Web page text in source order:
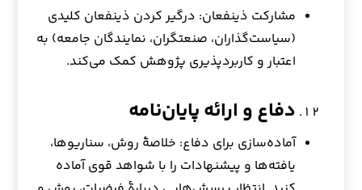
مشارکت ذینفعان: درگیر کردن ذینفعان کلیدی
(سیاست‌گذاران، صنعتگران، نمایندگان جامعه) به
اعتبار و کاربردپذیری پژوهش کمک می‌کند.
دفاع و ارائه پایان‌نامه
آماده‌سازی برای دفاع: خلاصهٔ روش، سناریوها،
یافته‌ها و پیشنهادات را با شواهد قوی آماده